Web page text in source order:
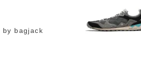
by bagjack